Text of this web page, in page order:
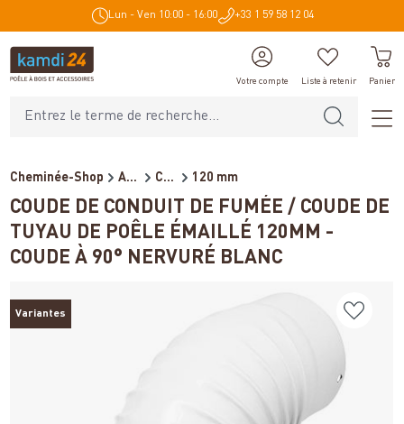
principal Lun - Ven 10:00 - 16:00 +33 1 59 58 12 04
Votre compte Liste à retenir Panier
Cheminée-Shop Accessoires de cheminée Conduits de fumée pour poêl... 120 mm
COUDE DE CONDUIT DE FUMÉE / COUDE DE
TUYAU DE POÊLE ÉMAILLÉ 120MM -
COUDE À 90° NERVURÉ BLANC
Variantes